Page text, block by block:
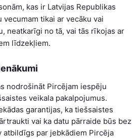
kas ir Latvijas Republikas
vecumam tikai ar vecāku vai
neatkarīgi no tā, vai tās rīkojas ar
līdzekļiem.
nodrošināt Pircējam iespēju
veikala pakalpojumus.
garantijas, ka tiešsaistes
vai ka datu pārraide būs bez
atbildīgs par jebkādiem Pircēja